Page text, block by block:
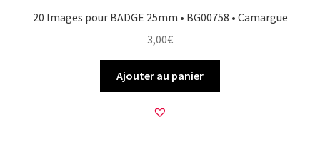
20 Images pour BADGE 25mm • BG00758 • Camargue
3,00€
Ajouter au panier